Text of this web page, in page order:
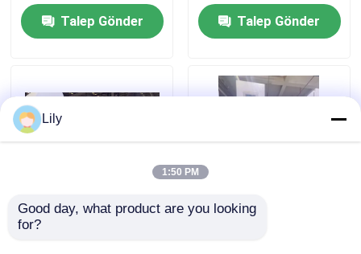
Kalite kontrol
Bize Ulaşın
Haberler
Talep Gönder Talep Gönder
Jumbo Alt Baskı Koli
Lily
1:50 PM
Good day, what product are you looking
for?